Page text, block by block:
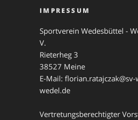
IMPRESSUM
Sportverein Wedesbüttel -
V.
Rieterheg 3
38527 Meine
E-Mail: florian.ratajczak@sv-
wedel.de
Vertretungsberechtigter